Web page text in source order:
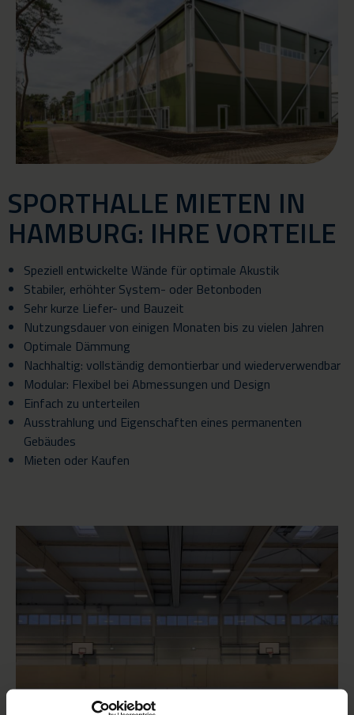
SPORTHALLE MIETEN IN
HAMBURG: IHRE VORTEILE
Speziell entwickelte Wände für optimale Akustik
Stabiler, erhöhter System- oder Betonboden
Sehr kurze Liefer- und Bauzeit
Nutzungsdauer von einigen Monaten bis zu vielen Jahren
Optimale Dämmung
Nachhaltig: vollständig demontierbar und wiederverwendbar
Modular: Flexibel bei Abmessungen und Design
Einfach zu unterteilen
Ausstrahlung und Eigenschaften eines permanenten
Gebäudes
Mieten oder Kaufen